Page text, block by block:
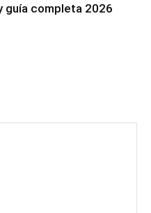
guía completa 2026